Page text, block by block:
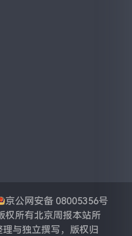
京公网安备 08005356号
权所有北京周报本站所
与独立撰写，版权归